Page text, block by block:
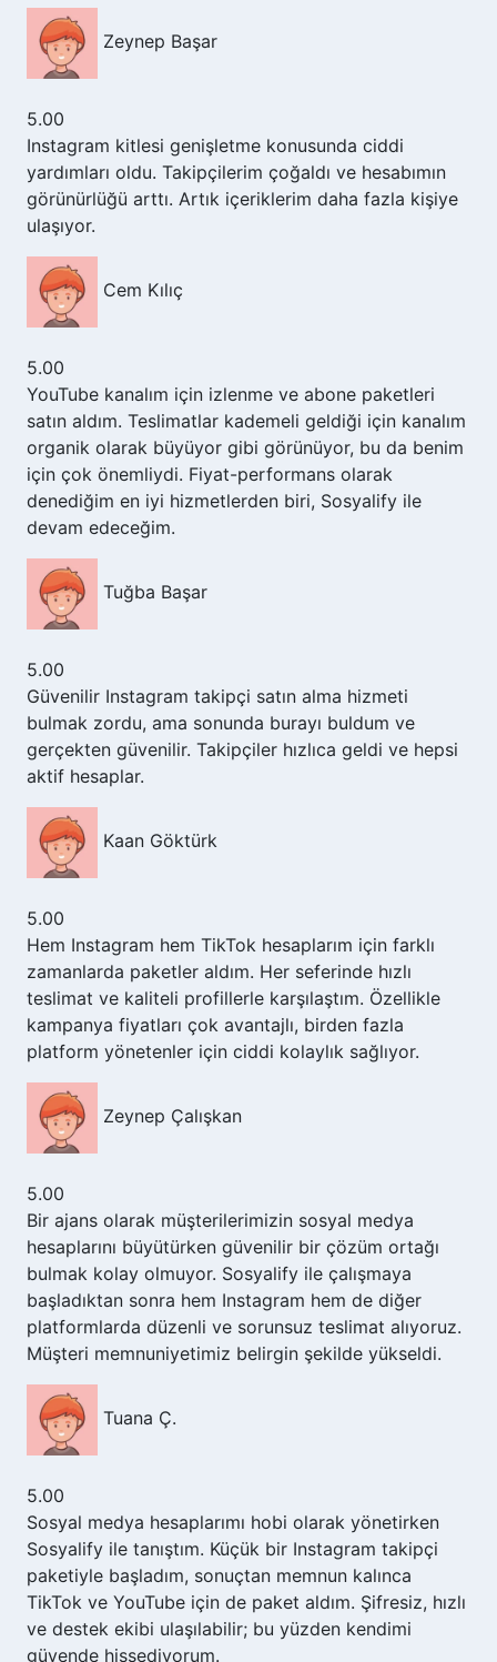
Zeynep Başar
5.00
Instagram kitlesi genişletme konusunda ciddi
yardımları oldu. Takipçilerim çoğaldı ve hesabımın
görünürlüğü arttı. Artık içeriklerim daha fazla kişiye
ulaşıyor.
Cem Kılıç
5.00
YouTube kanalım için izlenme ve abone paketleri
satın aldım. Teslimatlar kademeli geldiği için kanalım
organik olarak büyüyor gibi görünüyor, bu da benim
için çok önemliydi. Fiyat-performans olarak
denediğim en iyi hizmetlerden biri, Sosyalify ile
devam edeceğim.
Tuğba Başar
5.00
Güvenilir Instagram takipçi satın alma hizmeti
bulmak zordu, ama sonunda burayı buldum ve
gerçekten güvenilir. Takipçiler hızlıca geldi ve hepsi
aktif hesaplar.
Kaan Göktürk
5.00
Hem Instagram hem TikTok hesaplarım için farklı
zamanlarda paketler aldım. Her seferinde hızlı
teslimat ve kaliteli profillerle karşılaştım. Özellikle
kampanya fiyatları çok avantajlı, birden fazla
platform yönetenler için ciddi kolaylık sağlıyor.
Zeynep Çalışkan
5.00
Bir ajans olarak müşterilerimizin sosyal medya
hesaplarını büyütürken güvenilir bir çözüm ortağı
bulmak kolay olmuyor. Sosyalify ile çalışmaya
başladıktan sonra hem Instagram hem de diğer
platformlarda düzenli ve sorunsuz teslimat alıyoruz.
Müşteri memnuniyetimiz belirgin şekilde yükseldi.
Tuana Ç.
5.00
Sosyal medya hesaplarımı hobi olarak yönetirken
Sosyalify ile tanıştım. Küçük bir Instagram takipçi
paketiyle başladım, sonuçtan memnun kalınca
TikTok ve YouTube için de paket aldım. Şifresiz, hızlı
ve destek ekibi ulaşılabilir; bu yüzden kendimi
güvende hissediyorum.